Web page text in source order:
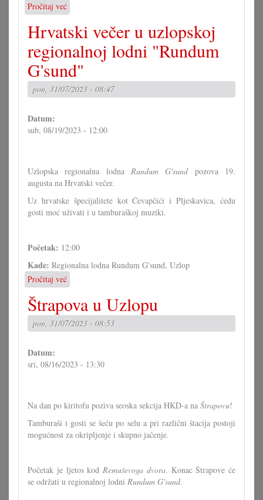
Pročitaj već
BasBariTenori
pri
Kultursommer
Wien
Hrvatski večer u uzlopskoj
regionalnoj lodni "Rundum
G'sund"
pon, 31/07/2023 - 08:47
Datum:
sub, 08/19/2023 - 12:00
Uzlopska regionalna lodna Rundum G'sundpozova 19.
augusta na Hrvatski večer.
Uz hrvatske špecijalitete kot Ćevapčići i Pljeskavica, ćedu
gosti moć uživati i u tamburaškoj muziki.
Početak: 12:00
Kade: Regionalna lodna Rundum G'sund, Uzlop
Pročitaj već
Hrvatski
večer
u
uzlopskoj
"Rundum
Štrapova u Uzlopu
pon, 31/07/2023 - 08:53
Datum:
sri, 08/16/2023 - 13:30
Na dan po kiritofu poziva seoska sekcija HKD-a na Štrapovu!
Tamburaši i gosti se šeću po selu a pri različni štacija postoji
mogućnost za okripljenje i skupno jačenje.
Početak je ljetos kod Remuševoga dvora. Konac Štrapove će
se održati u regionalnoj lodni Rundum G'sund.